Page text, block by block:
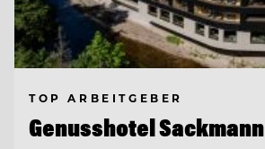
TOP ARBEITGEBER
Genusshotel Sackmann